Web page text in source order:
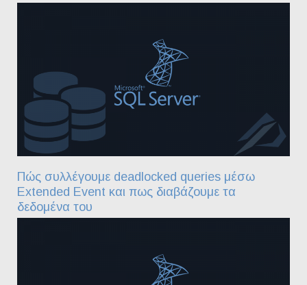
Πώς συλλέγουμε deadlocked queries μέσω
Extended Event και πως διαβάζουμε τα
δεδομένα του